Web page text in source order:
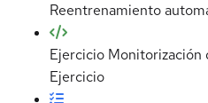
Reentrenamiento
Ejercicio Monitorización
Ejercicio